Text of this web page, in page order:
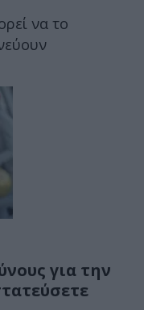
να το
για την